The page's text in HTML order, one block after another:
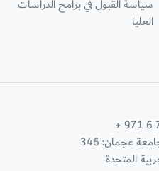
سياسة القبول في برامج الدراسات
العليا
+ 971 6
عجمان: 346
المتحدة